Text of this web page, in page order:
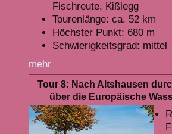
Fischreute, Kißlegg
Tourenlänge: ca. 52 km
Höchster Punkt: 680 m
Schwierigkeitsgrad: mittel
mehr
Tour 8: Nach Altshausen
über die Europäische